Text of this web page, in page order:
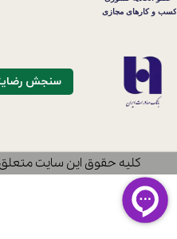
سنجش
​کلیه حقوق این سایت